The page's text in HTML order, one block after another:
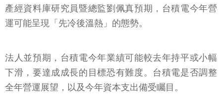
產經資料庫研究員暨總監劉佩真預期，台積電今年營
運可能呈現「先冷後溫熱」的態勢。
法人並預期，台積電今年業績可能較去年持平或小幅
下滑，要達成成長的目標恐有難度。台積電是否調整
全年營運展望，以及今年資本支出備受矚目。